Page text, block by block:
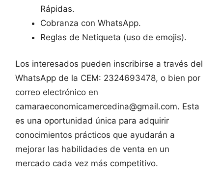
Rápidas.
Cobranza con WhatsApp.
Reglas de Netiqueta (uso de emojis).
Los interesados pueden inscribirse a través del
WhatsApp de la CEM: 2324693478, o bien por
correo electrónico en
camaraeconomicamercedina@gmail.com. Esta
es una oportunidad única para adquirir
conocimientos prácticos que ayudarán a
mejorar las habilidades de venta en un
mercado cada vez más competitivo.